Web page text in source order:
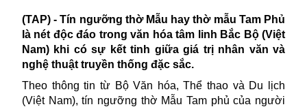
(TAP) - Tín ngưỡng thờ Mẫu hay thờ mẫu Tam Phủ
là nét độc đáo trong văn hóa tâm linh Bắc Bộ (Việt
Nam) khi có sự kết tinh giữa giá trị nhân văn và
nghệ thuật truyền thống đặc sắc.
Theo thông tin từ Bộ Văn hóa, Thể thao và Du lịch
(Việt Nam), tín ngưỡng thờ Mẫu Tam phủ của người